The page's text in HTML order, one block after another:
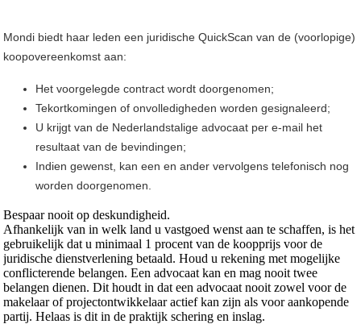
Mondi biedt haar leden een juridische QuickScan van de (voorlopige)
koopovereenkomst aan:
Het voorgelegde contract wordt doorgenomen;
Tekortkomingen of onvolledigheden worden gesignaleerd;
U krijgt van de Nederlandstalige advocaat per e-mail het
resultaat van de bevindingen;
Indien gewenst, kan een en ander vervolgens telefonisch nog
worden doorgenomen.
Bespaar nooit op deskundigheid.
Afhankelijk van in welk land u vastgoed wenst aan te schaffen, is het
gebruikelijk dat u minimaal 1 procent van de koopprijs voor de
juridische dienstverlening betaald. Houd u rekening met mogelijke
conflicterende belangen. Een advocaat kan en mag nooit twee
belangen dienen. Dit houdt in dat een advocaat nooit zowel voor de
makelaar of projectontwikkelaar actief kan zijn als voor aankopende
partij. Helaas is dit in de praktijk schering en inslag.